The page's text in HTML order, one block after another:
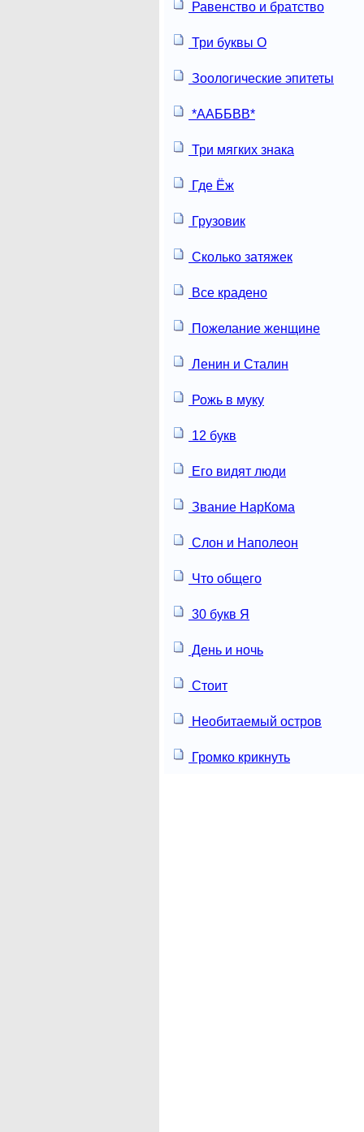
Равенство и братство
Три буквы О
Зоологические эпитеты
*ААББВВ*
Три мягких знака
Где Ёж
Грузовик
Сколько затяжек
Все крадено
Пожелание женщине
Ленин и Сталин
Рожь в муку
12 букв
Его видят люди
Звание НарКома
Слон и Наполеон
Что общего
30 букв Я
День и ночь
Стоит
Необитаемый остров
Громко крикнуть